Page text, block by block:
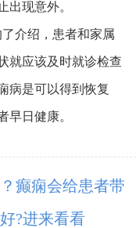
出现意外。
介绍，患者和家属
就应该及时就诊检查
病是可以得到恢复
早日健康。
癫痫会给患者带
?进来看看